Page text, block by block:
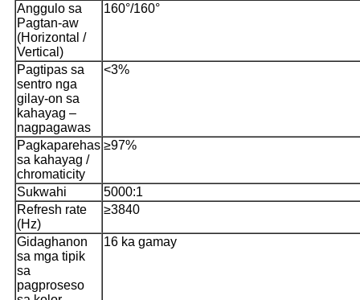
Anggulo sa
Pagtan-aw
(Horizontal /
Vertical)
160°/160°
Pagtipas sa
sentro nga
gilay-on sa
kahayag –
nagpagawas
<3%
Pagkaparehas
sa kahayag /
chromaticity
≥97%
Sukwahi
5000:1
Refresh rate
(Hz)
≥3840
Gidaghanon
sa mga tipik
sa
pagproseso
16 ka gamay